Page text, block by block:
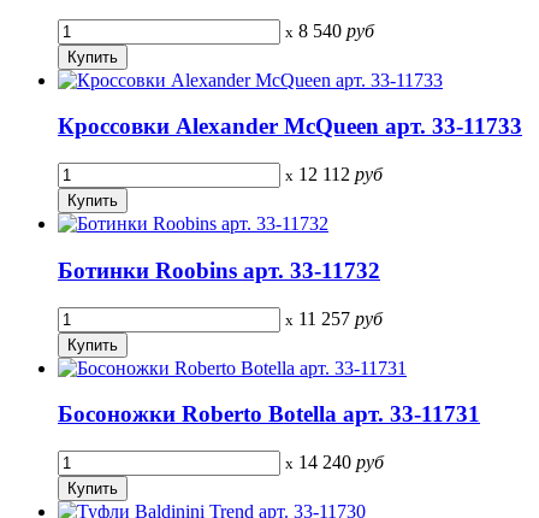
x 8 540 руб
Кроссовки Alexander McQueen арт. 33-11733
x 12 112 руб
Ботинки Roobins арт. 33-11732
x 11 257 руб
Босоножки Roberto Botella арт. 33-11731
x 14 240 руб